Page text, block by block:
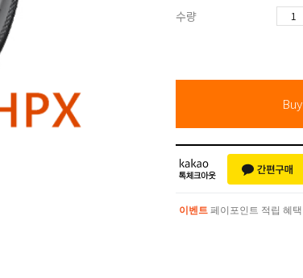
수량
이벤트페이포인트 적립 혜택 2